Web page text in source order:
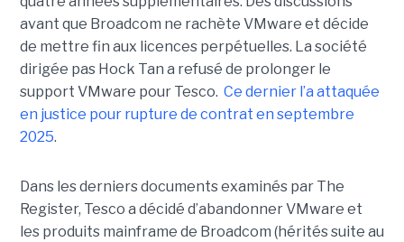
avant que Broadcom ne rachète VMware et décide
de mettre fin aux licences perpétuelles. La société
dirigée pas Hock Tan a refusé de prolonger le
support VMware pour Tesco. Ce dernier l’a attaquée
en justice pour rupture de contrat en septembre
2025.
Dans les derniers documents examinés par The
Register, Tesco a décidé d’abandonner VMware et
les produits mainframe de Broadcom (hérités suite au